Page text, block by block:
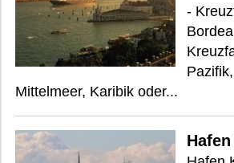
-
Mittelmeer, Karibik oder...